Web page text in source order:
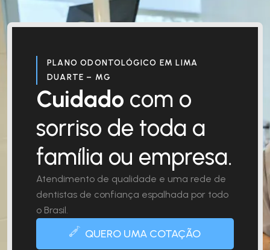
PLANO ODONTOLÓGICO EM LIMA
DUARTE – MG
Cuidado com o
sorriso de toda a
família ou empresa.
Atendimento de qualidade e uma rede de
dentistas de confiança espalhada por todo
o Brasil.
QUERO UMA COTAÇÃO